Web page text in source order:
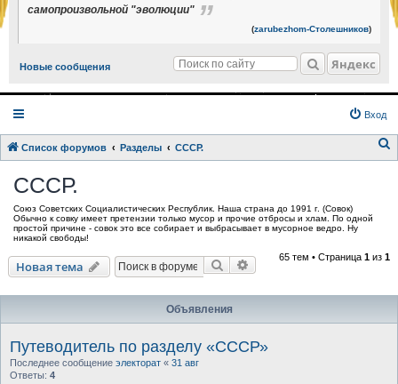
самопроизвольной "эволюции"
(zarubezhom-Столешников)
Новые сообщения Яндекс
Вход
Список форумов Разделы СССР.
СССР.
Союз Советских Социалистических Республик. Наша страна до 1991 г. (Совок)
Обычно к совку имеет претензии только мусор и прочие отбросы и хлам. По одной
простой причине - совок это все собирает и выбрасывает в мусорное ведро. Ну
никакой свободы!
Новая тема Поиск Расширенный поиск
65 тем • Страница 1 из 1
Объявления
Путеводитель по разделу «СССР»
Последнее сообщение электорат « 31 авг
Ответы: 4